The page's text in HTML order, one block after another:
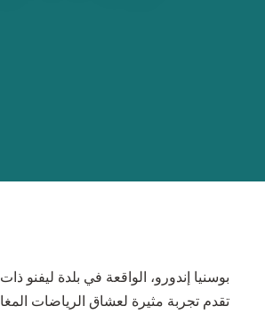
بوسنیا إندورو، الواقعة في بلدة ليفنو
تقدم تجربة مثيرة لعشاق الرياضات